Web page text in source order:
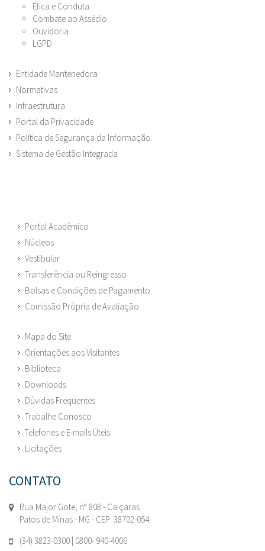
Ética e Conduta
Combate ao Assédio
Ouvidoria
LGPD
Entidade Mantenedora
Normativas
Infraestrutura
Portal da Privacidade
Política de Segurança da Informação
Sistema de Gestão Integrada
Portal Acadêmico
Núcleos
Vestibular
Transferência ou Reingresso
Bolsas e Condições de Pagamento
Comissão Própria de Avaliação
Mapa do Site
Orientações aos Visitantes
Biblioteca
Downloads
Dúvidas Frequentes
Trabalhe Conosco
Telefones e E-mails Úteis
Licitações
CONTATO
Rua Major Gote, n° 808 - Caiçaras
Patos de Minas - MG - CEP: 38702-054.
(34) 3823-0300 | 0800- 940-4006